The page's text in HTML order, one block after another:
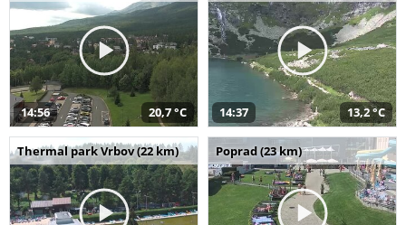
14:56 20,7 °C 14:37 13,2 °C
Thermal park Vrbov (22 km) Poprad (23 km)